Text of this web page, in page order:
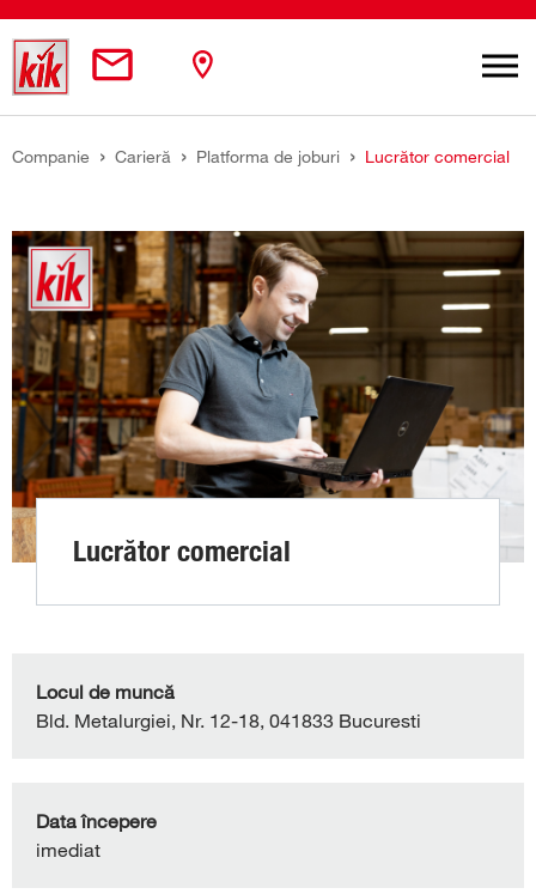
Skip to main content
Companie Carieră Platforma de joburi Lucrător comercial
Lucrător comercial
Locul de muncă
Bld. Metalurgiei, Nr. 12-18, 041833 Bucuresti
Data începere
imediat